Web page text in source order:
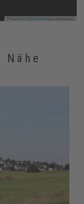
Leaflet OpenStreetMapcontributors